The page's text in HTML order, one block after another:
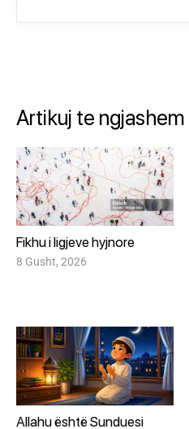
Artikuj te ngjashem
Fikhu i ligjeve hyjnore
8 Gusht, 2026
Allahu është Sunduesi